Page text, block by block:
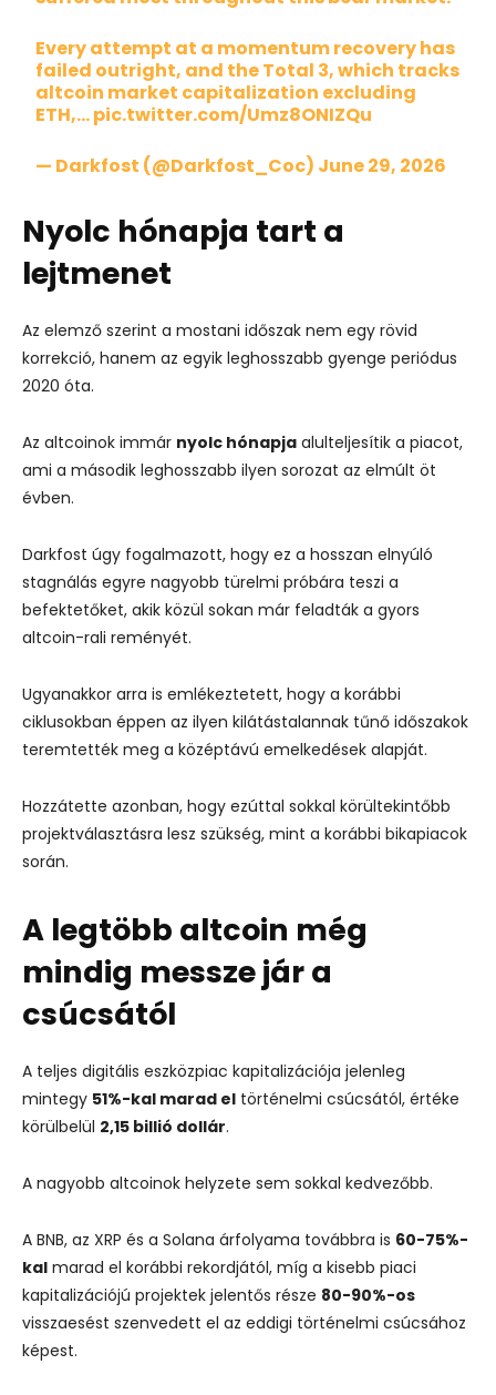
Every attempt at a momentum recovery has
failed outright, and the Total 3, which tracks
altcoin market capitalization excluding
ETH,…pic.twitter.com/Umz8ONIZQu
— Darkfost (@Darkfost_Coc) June 29, 2026
Nyolc hónapja tart a
lejtmenet
Az elemző szerint a mostani időszak nem egy rövid
korrekció, hanem az egyik leghosszabb gyenge periódus
2020 óta.
Az altcoinok immár nyolc hónapja alulteljesítik a piacot,
ami a második leghosszabb ilyen sorozat az elmúlt öt
évben.
Darkfost úgy fogalmazott, hogy ez a hosszan elnyúló
stagnálás egyre nagyobb türelmi próbára teszi a
befektetőket, akik közül sokan már feladták a gyors
altcoin-rali reményét.
Ugyanakkor arra is emlékeztetett, hogy a korábbi
ciklusokban éppen az ilyen kilátástalannak tűnő időszakok
teremtették meg a középtávú emelkedések alapját.
Hozzátette azonban, hogy ezúttal sokkal körültekintőbb
projektválasztásra lesz szükség, mint a korábbi bikapiacok
során.
A legtöbb altcoin még
mindig messze jár a
csúcsától
A teljes digitális eszközpiac kapitalizációja jelenleg
mintegy 51%-kal marad el történelmi csúcsától, értéke
körülbelül 2,15 billió dollár.
A nagyobb altcoinok helyzete sem sokkal kedvezőbb.
A BNB, az XRP és a Solana árfolyama továbbra is 60-75%-
kal marad el korábbi rekordjától, míg a kisebb piaci
kapitalizációjú projektek jelentős része 80-90%-os
visszaesést szenvedett el az eddigi történelmi csúcsához
képest.